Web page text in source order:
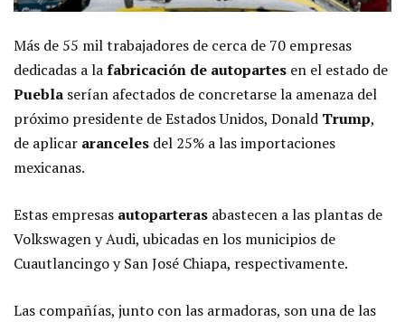
Más de 55 mil trabajadores de cerca de 70 empresas
dedicadas a lafabricación de autopartes en el estado de
Puebla serían afectados de concretarse la amenaza del
próximo presidente de Estados Unidos, Donald Trump,
de aplicar aranceles del 25% a las importaciones
mexicanas.
Estas empresas autoparteras abastecen a las plantas de
Volkswagen y Audi, ubicadas en los municipios de
Cuautlancingo y San José Chiapa, respectivamente.
Las compañías, junto con las armadoras, son una de las